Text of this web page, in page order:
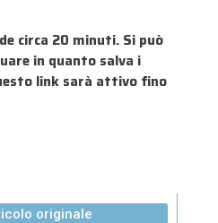
circa 20 minuti. Si può
in quanto salva i
link sarà attivo fino
originale